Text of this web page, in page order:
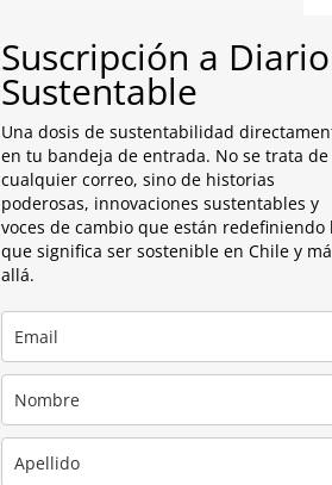
Suscripción a Diario
Sustentable
Una dosis de sustentabilidad
en tu bandeja de entrada. No se trata de
cualquier correo, sino de historias
poderosas, innovaciones sustentables y
voces de cambio que están redefiniendo
que significa ser sostenible en Chile y
allá.